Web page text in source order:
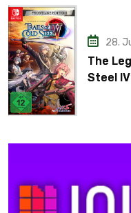
28.
The
Steel IV